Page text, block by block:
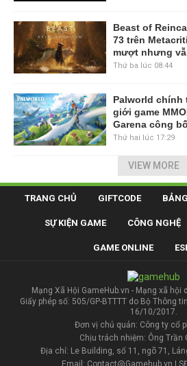
Beast of
73 trên
mượt nhưng
Thứ ba lúc 08:44
Palworld
giới game
Garena công
Thứ hai lúc 17:29
VIEW MORE
TRANG CHỦ GIFTCODE
SỰ KIỆN GAME CÔNG NGHỆ
GAME ONLINE
Mạng Xã Hội GameHub.vn - Mạng xã
Giấy phép số: 505/GP-BTTTT do Bộ Thông
16/10/2017.
Đơn vị chủ quản: Công ty cổ
Chịu trách nhiệm: Ông Trần
Địa chỉ: Le Building, số 11, ngõ 71,